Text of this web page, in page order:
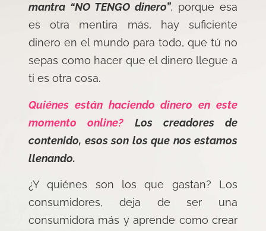
mantra “NO TENGO dinero”, porque esa
es otra mentira más, hay suficiente
dinero en el mundo para todo, que tú no
sepas como hacer que el dinero llegue a
ti es otra cosa.
Quiénes están haciendo dinero en este
momento online?
Los creadores de
contenido, esos son los que nos estamos
llenando.
¿Y quiénes son los que gastan? Los
consumidores, deja de ser una
consumidora más y aprende como crear